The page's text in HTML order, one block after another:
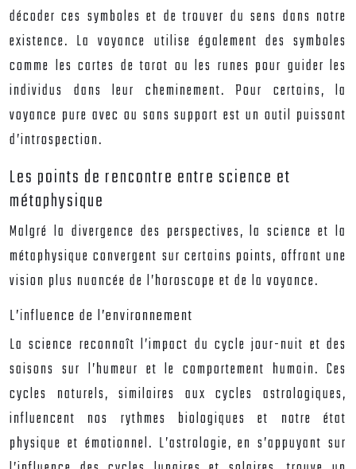
décoder ces symboles et de trouver du sens dans notre
existence. La voyance utilise également des symboles
comme les cartes de tarot ou les runes pour guider les
individus dans leur cheminement. Pour certains, la
voyance pure avec ou sans support est un outil puissant
d’introspection.
Les points de rencontre entre science et
métaphysique
Malgré la divergence des perspectives, la science et la
métaphysique convergent sur certains points, offrant une
vision plus nuancée de l’horoscope et de la voyance.
L’influence de l’environnement
La science reconnaît l’impact du cycle jour-nuit et des
saisons sur l’humeur et le comportement humain. Ces
cycles naturels, similaires aux cycles astrologiques,
influencent nos rythmes biologiques et notre état
physique et émotionnel. L’astrologie, en s’appuyant sur